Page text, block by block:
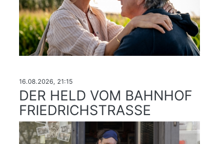
16.08.2026, 21:15
DER HELD VOM BAHNHOF
FRIEDRICHSTRASSE